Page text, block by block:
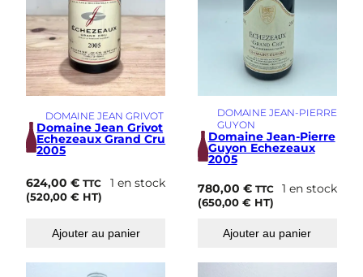
DOMAINE JEAN GRIVOT
Domaine Jean Grivot
Echezeaux Grand Cru
2005
624,00€ TTC
(520,00€ HT)
1 en stock
Ajouter au panier
DOMAINE JEAN-PIERRE
GUYON
Domaine Jean-Pierre
Guyon Echezeaux
2005
780,00 € TTC
(650,00 €HT)
1 en stock
Ajouter au panier